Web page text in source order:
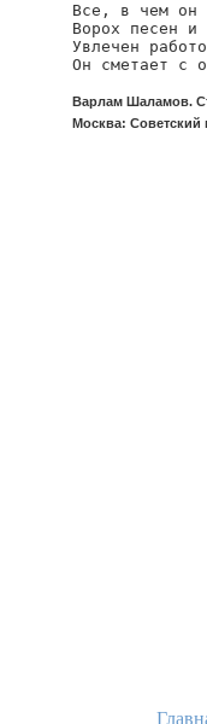
Все, в чем он
Ворох песен и
Увлечен
Он сметает с
Варлам Шаламов.
Москва: Советский